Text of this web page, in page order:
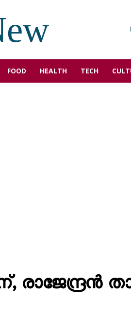
FOOD HEALTH TECH
രാജേന്ദ്രൻ